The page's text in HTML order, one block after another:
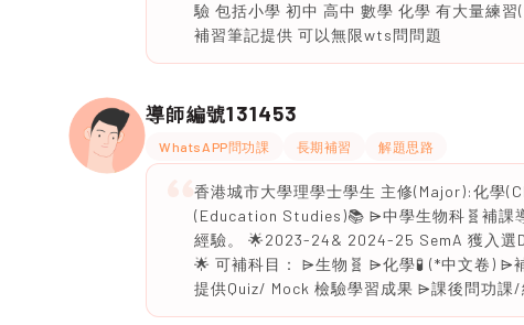
驗 包括小學 初中 高中 數學 化學 有大量練
補習筆記提供 可以無限wts問問題
導師編號131453
WhatsAPP問功課 長期補習 解題思路
香港城市大學理學士學生 主修(Major):化學
(Education Studies)📚 ⩥中學生物科🧬補課
經驗。 🌟2023-24& 2024-25 SemA 獲入選
🌟 可補科目： ⩥生物🧬 ⩥化學🧪 (*中文卷)
提供Quiz/ Mock 檢驗學習成果 ⩥課後問功